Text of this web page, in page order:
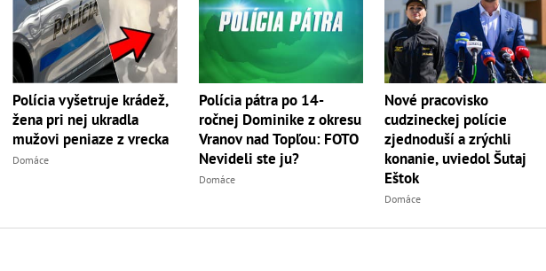
Polícia vyšetruje krádež,
žena pri nej ukradla
mužovi peniaze z vrecka
Domáce
Polícia pátra po 14-
ročnej Dominike z okresu
Vranov nad Topľou: FOTO
Nevideli ste ju?
Domáce
Nové pracovisko
cudzineckej polície
zjednoduší a zrýchli
konanie, uviedol Šutaj
Eštok
Domáce